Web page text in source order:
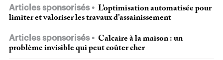
Articles sponsorisés
L’optimisation automatisée pour
limiter et valoriser les travaux d’assainissement
Articles sponsorisés
Calcaire à la maison : un
problème invisible qui peut coûter cher